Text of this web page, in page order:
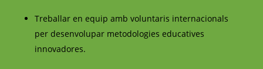
Treballar en equip amb voluntaris internacionals
per desenvolupar metodologies educatives
innovadores.